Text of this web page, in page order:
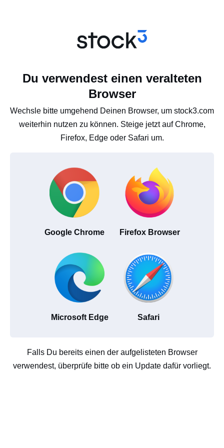
Du verwendest einen veralteten
Browser
Wechsle bitte umgehend Deinen Browser, um stock3.com
weiterhin nutzen zu können. Steige jetzt auf Chrome,
Firefox, Edge oder Safari um.
Google Chrome Firefox Browser
Microsoft Edge Safari
Falls Du bereits einen der aufgelisteten Browser
verwendest, überprüfe bitte ob ein Update dafür vorliegt.